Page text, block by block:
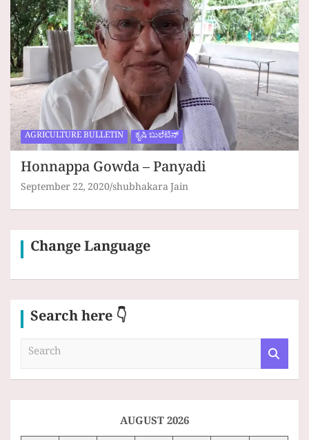
AGRICULTURE BULLETIN ಕೃಷಿ ಬುಲೆಟಿನ್
Honnappa Gowda – Panyadi
September 22, 2020shubhakara Jain
Change Language
Search here 👇
a
AUGUST 2026